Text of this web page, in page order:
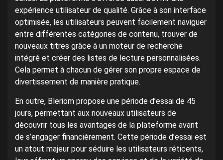
expérience utilisateur de qualité. Grâce à son interface
optimisée, les utilisateurs peuvent facilement naviguer
entre différentes catégories de contenu, trouver de
nouveaux titres grâce à un moteur de recherche
intégré et créer des listes de lecture personnalisées.
Cela permet à chacun de gérer son propre espace de
divertissement de manière pratique.
En outre, Bleriom propose une période d’essai de 45
jours, permettant aux nouveaux utilisateurs de
découvrir tous les avantages de la plateforme avant
de s’engager financièrement. Cette période d’essai est
un atout majeur pour séduire les utilisateurs réticents,